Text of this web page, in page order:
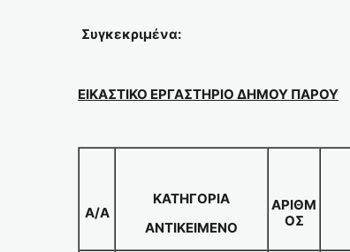
Συγκεκριμένα:
ΕΙΚΑΣΤΙΚΟ ΕΡΓΑΣΤΗΡΙΟ ΔΗΜΟΥ ΠΑΡΟΥ
Α/Α
ΚΑΤΗΓΟΡΙΑ
ΑΝΤΙΚΕΙΜΕΝΟ
ΑΡΙΘΜ
ΟΣ